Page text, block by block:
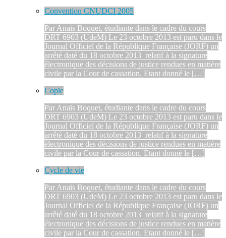
Convention CNUDCI 2005
Par Anaïs Boquet, étudiante dans le cadre du cours
DRT 6903 (UdeM) Le 23 octobre 2013 est paru dans le
Journal Officiel de la République Française (JORF) un
arrêté daté du 18 octobre 2013 relatif à la signature
électronique des décisions de justice rendues en matière
civile par la Cour de cassation. Etant donné le […]
Copie
Par Anaïs Boquet, étudiante dans le cadre du cours
DRT 6903 (UdeM) Le 23 octobre 2013 est paru dans le
Journal Officiel de la République Française (JORF) un
arrêté daté du 18 octobre 2013 relatif à la signature
électronique des décisions de justice rendues en matière
civile par la Cour de cassation. Etant donné le […]
Cycle de vie
Par Anaïs Boquet, étudiante dans le cadre du cours
DRT 6903 (UdeM) Le 23 octobre 2013 est paru dans le
Journal Officiel de la République Française (JORF) un
arrêté daté du 18 octobre 2013 relatif à la signature
électronique des décisions de justice rendues en matière
civile par la Cour de cassation. Etant donné le […]